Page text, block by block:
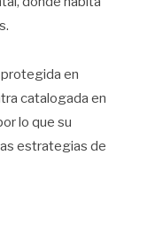
en
catalogada en
lo que su
estrategias de